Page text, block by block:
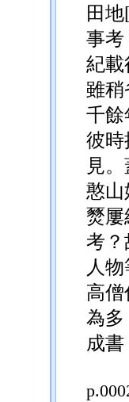
田地
事考
紀載
雖
千餘
彼時
見
憨山
燹
考？
人
高僧
為多
成